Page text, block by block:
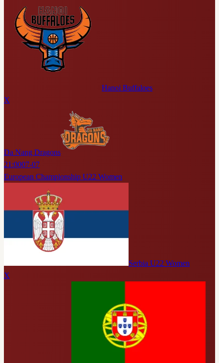
Hanoi Buffaloes
X
Da Nang Dragons
21:0007-07
European Championship U22 Women
Serbia U22 Women
X